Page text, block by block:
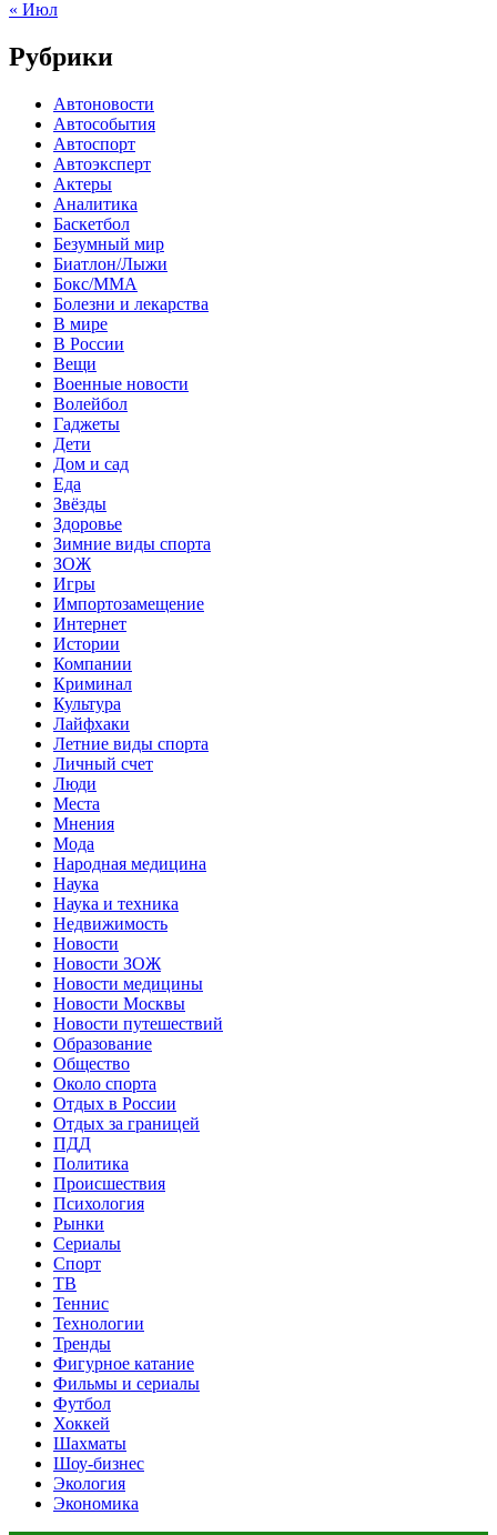
« Июл
Рубрики
Автоновости
Автособытия
Автоспорт
Автоэксперт
Актеры
Аналитика
Баскетбол
Безумный мир
Биатлон/Лыжи
Бокс/MMA
Болезни и лекарства
В мире
В России
Вещи
Военные новости
Волейбол
Гаджеты
Дети
Дом и сад
Еда
Звёзды
Здоровье
Зимние виды спорта
ЗОЖ
Игры
Импортозамещение
Интернет
Истории
Компании
Криминал
Культура
Лайфхаки
Летние виды спорта
Личный счет
Люди
Места
Мнения
Мода
Народная медицина
Наука
Наука и техника
Недвижимость
Новости
Новости ЗОЖ
Новости медицины
Новости Москвы
Новости путешествий
Образование
Общество
Около спорта
Отдых в России
Отдых за границей
ПДД
Политика
Происшествия
Психология
Рынки
Сериалы
Спорт
ТВ
Теннис
Технологии
Тренды
Фигурное катание
Фильмы и сериалы
Футбол
Хоккей
Шахматы
Шоу-бизнес
Экология
Экономика